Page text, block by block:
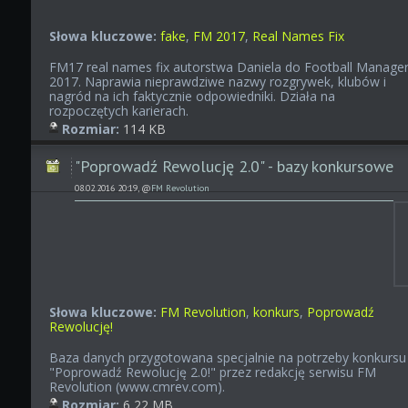
Słowa kluczowe: fake, FM 2017, Real Names Fix
FM17 real names fix autorstwa Daniela do Football
2017. Naprawia nieprawdziwe nazwy rozgrywek, klubów i
nagród na ich faktycznie odpowiedniki. Działa na
rozpoczętych karierach.
Rozmiar: 114 KB
"Poprowadź Rewolucję 2.0" - bazy konkursowe
08.02.2016 20:19, @FM Revolution
Słowa kluczowe: FM Revolution, konkurs, Poprowadź
Rewolucję!
Baza danych przygotowana specjalnie na potrzeby konkursu
"Poprowadź Rewolucję 2.0!" przez redakcję serwisu FM
Revolution (www.cmrev.com).
Rozmiar: 6,22 MB